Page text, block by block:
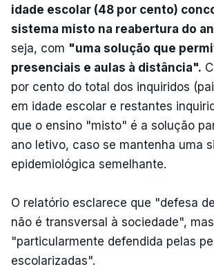
idade escolar (48 por cento)
sistema misto na reabertura do
seja, com "uma solução que
presenciais e aulas à distância".
por cento do total dos inquiridos
em idade escolar e restantes
que o ensino "misto" é a solução
ano letivo, caso se mantenha uma
epidemiológica semelhante.
O relatório esclarece que "defesa
não é transversal à sociedade", mas
"particularmente defendida pelas
escolarizadas".